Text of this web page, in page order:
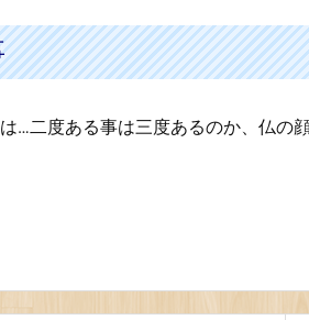
…二度ある事は三度あるのか、仏の